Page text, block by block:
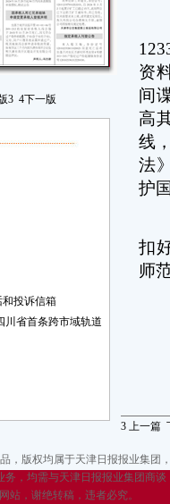
3 4下一版
投诉信箱
川省首条跨市域轨道
资
间
高
线
法
护
扣
师
3 上一篇
，版权均属于天津日报报业集
，均需与天津日报报业集团商
站，谢绝转稿，违者必究。